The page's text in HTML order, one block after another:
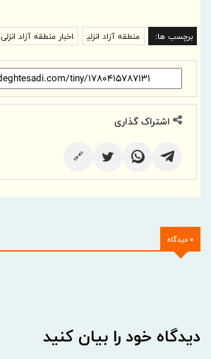
برچسب ها: منطقه آزاد انزلی اخبار منطقه آزاد انزلی
اشتراک گذاری
🔗
0 دیدگاه
دیدگاه خود را بیان کنید